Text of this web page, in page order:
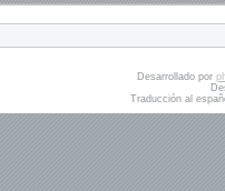
Desarrollado por
Traducción al